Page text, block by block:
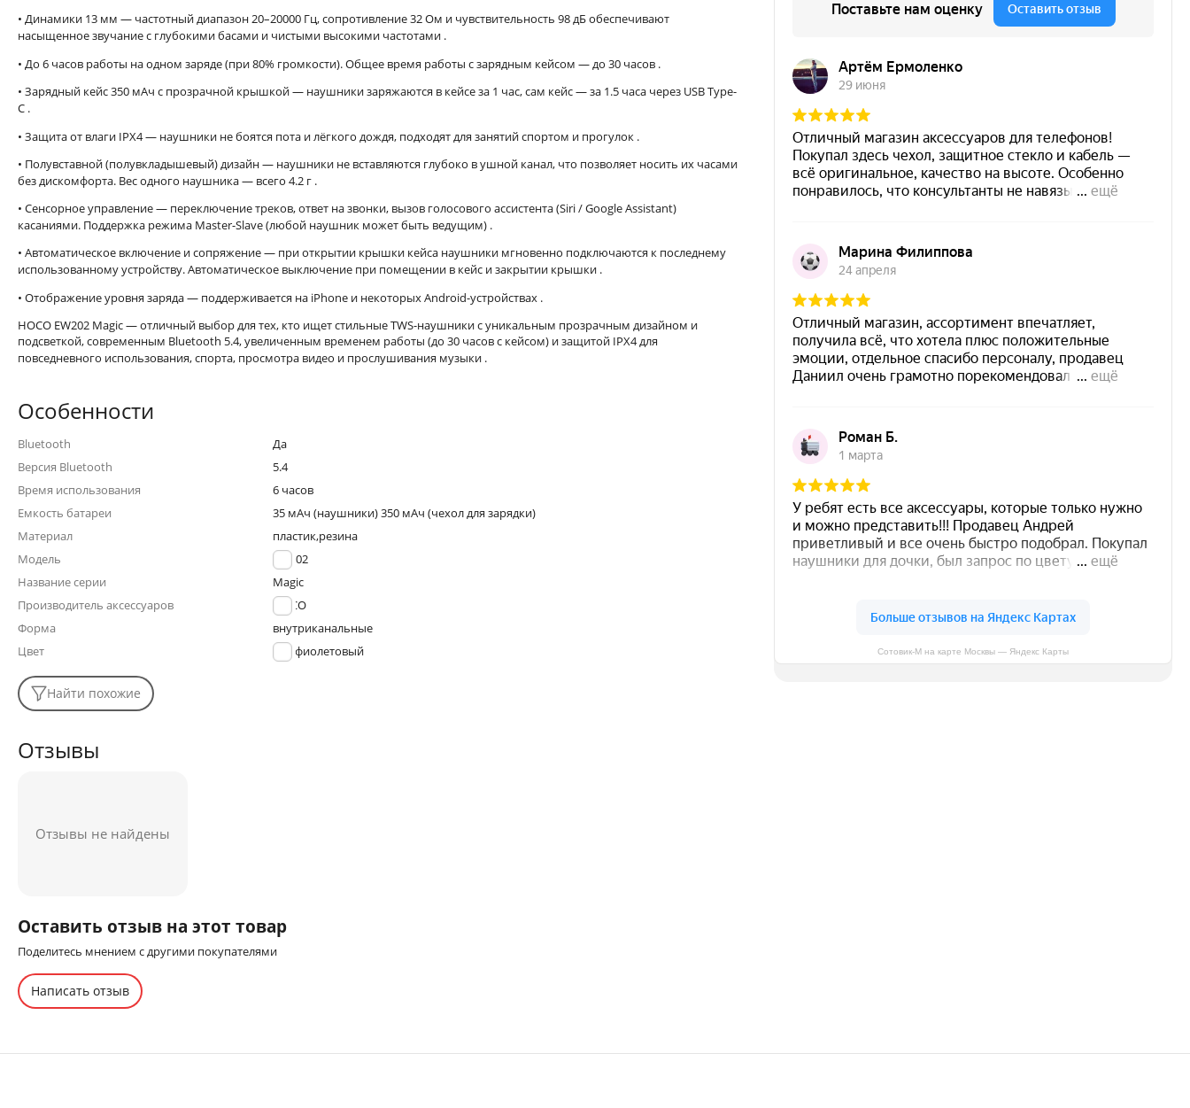
Сотовик-М на карте Москвы — Яндекс Карты
• Динамики 13 мм — частотный диапазон 20–20000 Гц, сопротивление 32 Ом и чувствительность 98 дБ обеспечивают
насыщенное звучание с глубокими басами и чистыми высокими частотами .
• До 6 часов работы на одном заряде (при 80% громкости). Общее время работы с зарядным кейсом — до 30 часов .
• Зарядный кейс 350 мАч с прозрачной крышкой — наушники заряжаются в кейсе за 1 час, сам кейс — за 1.5 часа через USB Type-
C .
• Защита от влаги IPX4 — наушники не боятся пота и лёгкого дождя, подходят для занятий спортом и прогулок .
• Полувставной (полувкладышевый) дизайн — наушники не вставляются глубоко в ушной канал, что позволяет носить их часами
без дискомфорта. Вес одного наушника — всего 4.2 г .
• Сенсорное управление — переключение треков, ответ на звонки, вызов голосового ассистента (Siri / Google Assistant)
касаниями. Поддержка режима Master-Slave (любой наушник может быть ведущим) .
• Автоматическое включение и сопряжение — при открытии крышки кейса наушники мгновенно подключаются к последнему
использованному устройству. Автоматическое выключение при помещении в кейс и закрытии крышки .
• Отображение уровня заряда — поддерживается на iPhone и некоторых Android-устройствах .
HOCO EW202 Magic — отличный выбор для тех, кто ищет стильные TWS-наушники с уникальным прозрачным дизайном и
подсветкой, современным Bluetooth 5.4, увеличенным временем работы (до 30 часов с кейсом) и защитой IPX4 для
повседневного использования, спорта, просмотра видео и прослушивания музыки .
Особенности
Bluetooth
Да
Версия Bluetooth
5.4
Время использования
6 часов
Емкость батареи
35 мАч (наушники) 350 мАч (чехол для зарядки)
Материал
пластик,резина
Модель
EW202
Название серии
Magic
Производитель аксессуаров
HOCO
Форма
внутриканальные
Цвет
фиолетовый
Найти похожие
Отзывы
Отзывы не найдены
Оставить отзыв на этот товар
Поделитесь мнением с другими покупателями
Написать отзыв